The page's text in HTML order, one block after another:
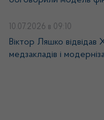
10.07.2026 в 09:10
Віктор Ляшко
медзакладів і